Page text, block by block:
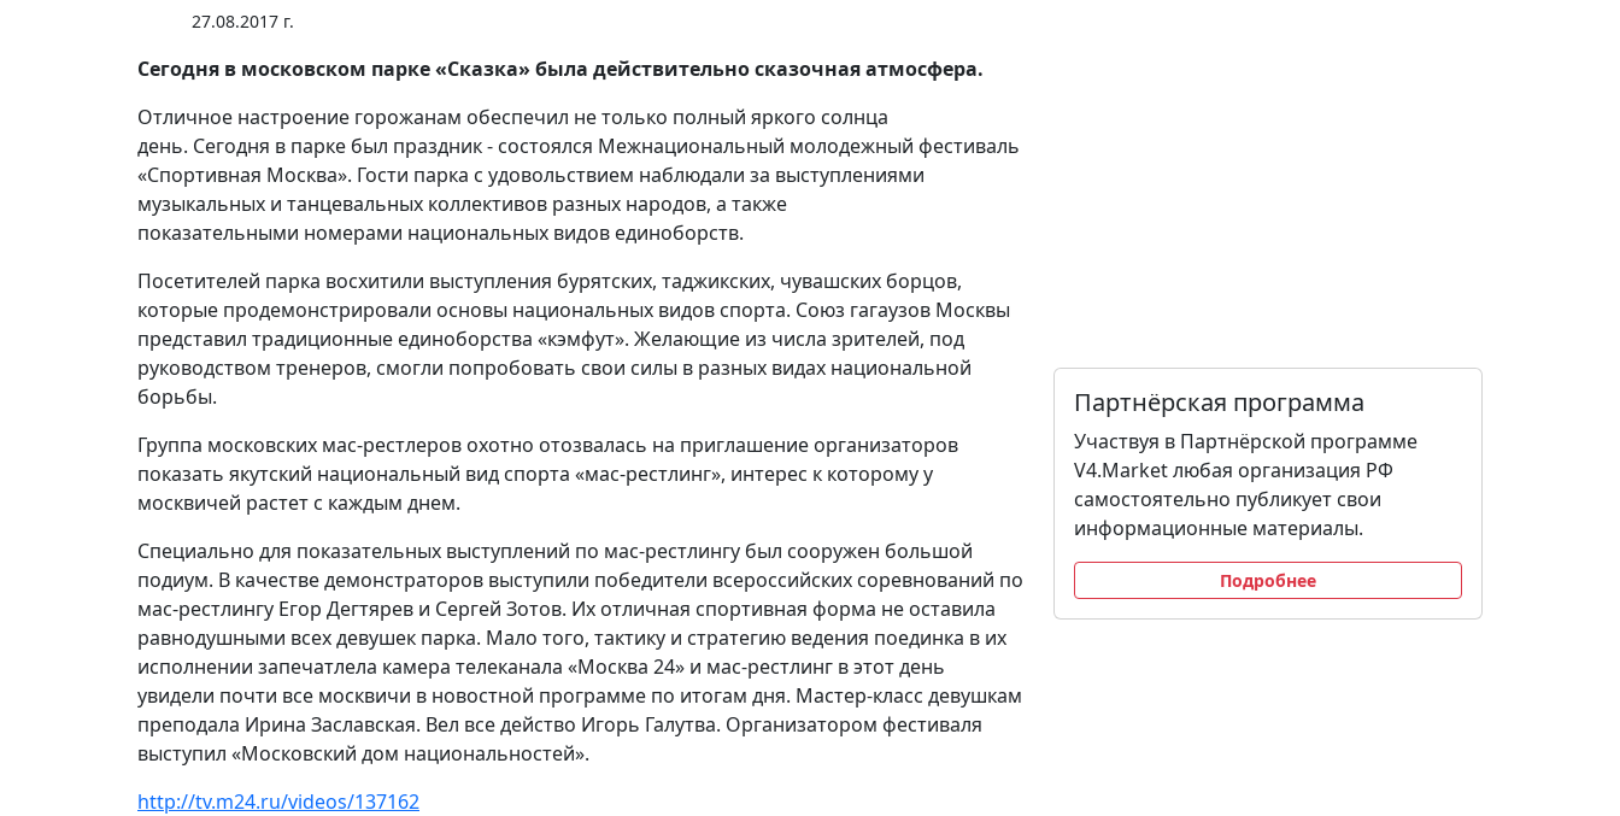
27.08.2017 г.
Сегодня в московском парке «Сказка» была действительно сказочная атмосфера.
Отличное настроение горожанам обеспечил не только полный яркого солнца
день. Cегодня в парке был праздник - состоялся Межнациональный молодежный фестиваль
«Спортивная Москва». Гости парка с удовольствием наблюдали за выступлениями
музыкальных и танцевальных коллективов разных народов, а также
показательными номерами национальных видов единоборств.
Посетителей парка восхитили выступления бурятских, таджикских, чувашских борцов,
которые продемонстрировали основы национальных видов спорта. Союз гагаузов Москвы
представил традиционные единоборства «кэмфут». Желающие из числа зрителей, под
руководством тренеров, смогли попробовать свои силы в разных видах национальной
борьбы.
Группа московских мас-рестлеров охотно отозвалась на приглашение организаторов
показать якутский национальный вид спорта «мас-рестлинг», интерес к которому у
москвичей растет с каждым днем.
Специально для показательных выступлений по мас-рестлингу был сооружен большой
подиум. В качестве демонстраторов выступили победители всероссийских соревнований по
мас-рестлингу Егор Дегтярев и Сергей Зотов. Их отличная спортивная форма не оставила
равнодушными всех девушек парка. Мало того, тактику и стратегию ведения поединка в их
исполнении запечатлела камера телеканала «Москва 24» и мас-рестлинг в этот день
увидели почти все москвичи в новостной программе по итогам дня. Мастер-класс девушкам
преподала Ирина Заславская. Вел все действо Игорь Галутва. Организатором фестиваля
выступил «Московский дом национальностей».
http://tv.m24.ru/videos/137162
Партнёрская программа
Участвуя в Партнёрской программе
V4.Market любая организация РФ
самостоятельно публикует свои
информационные материалы.
Подробнее